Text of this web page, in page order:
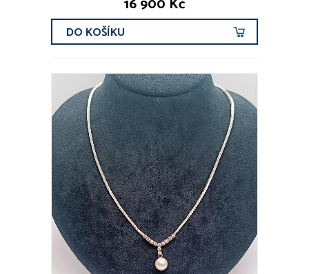
16 900 Kč
DO KOŠÍKU